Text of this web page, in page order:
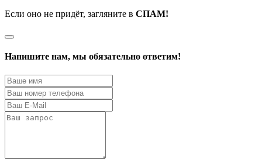
Если оно не придёт, загляните в СПАМ!
Напишите нам, мы обязательно ответим!